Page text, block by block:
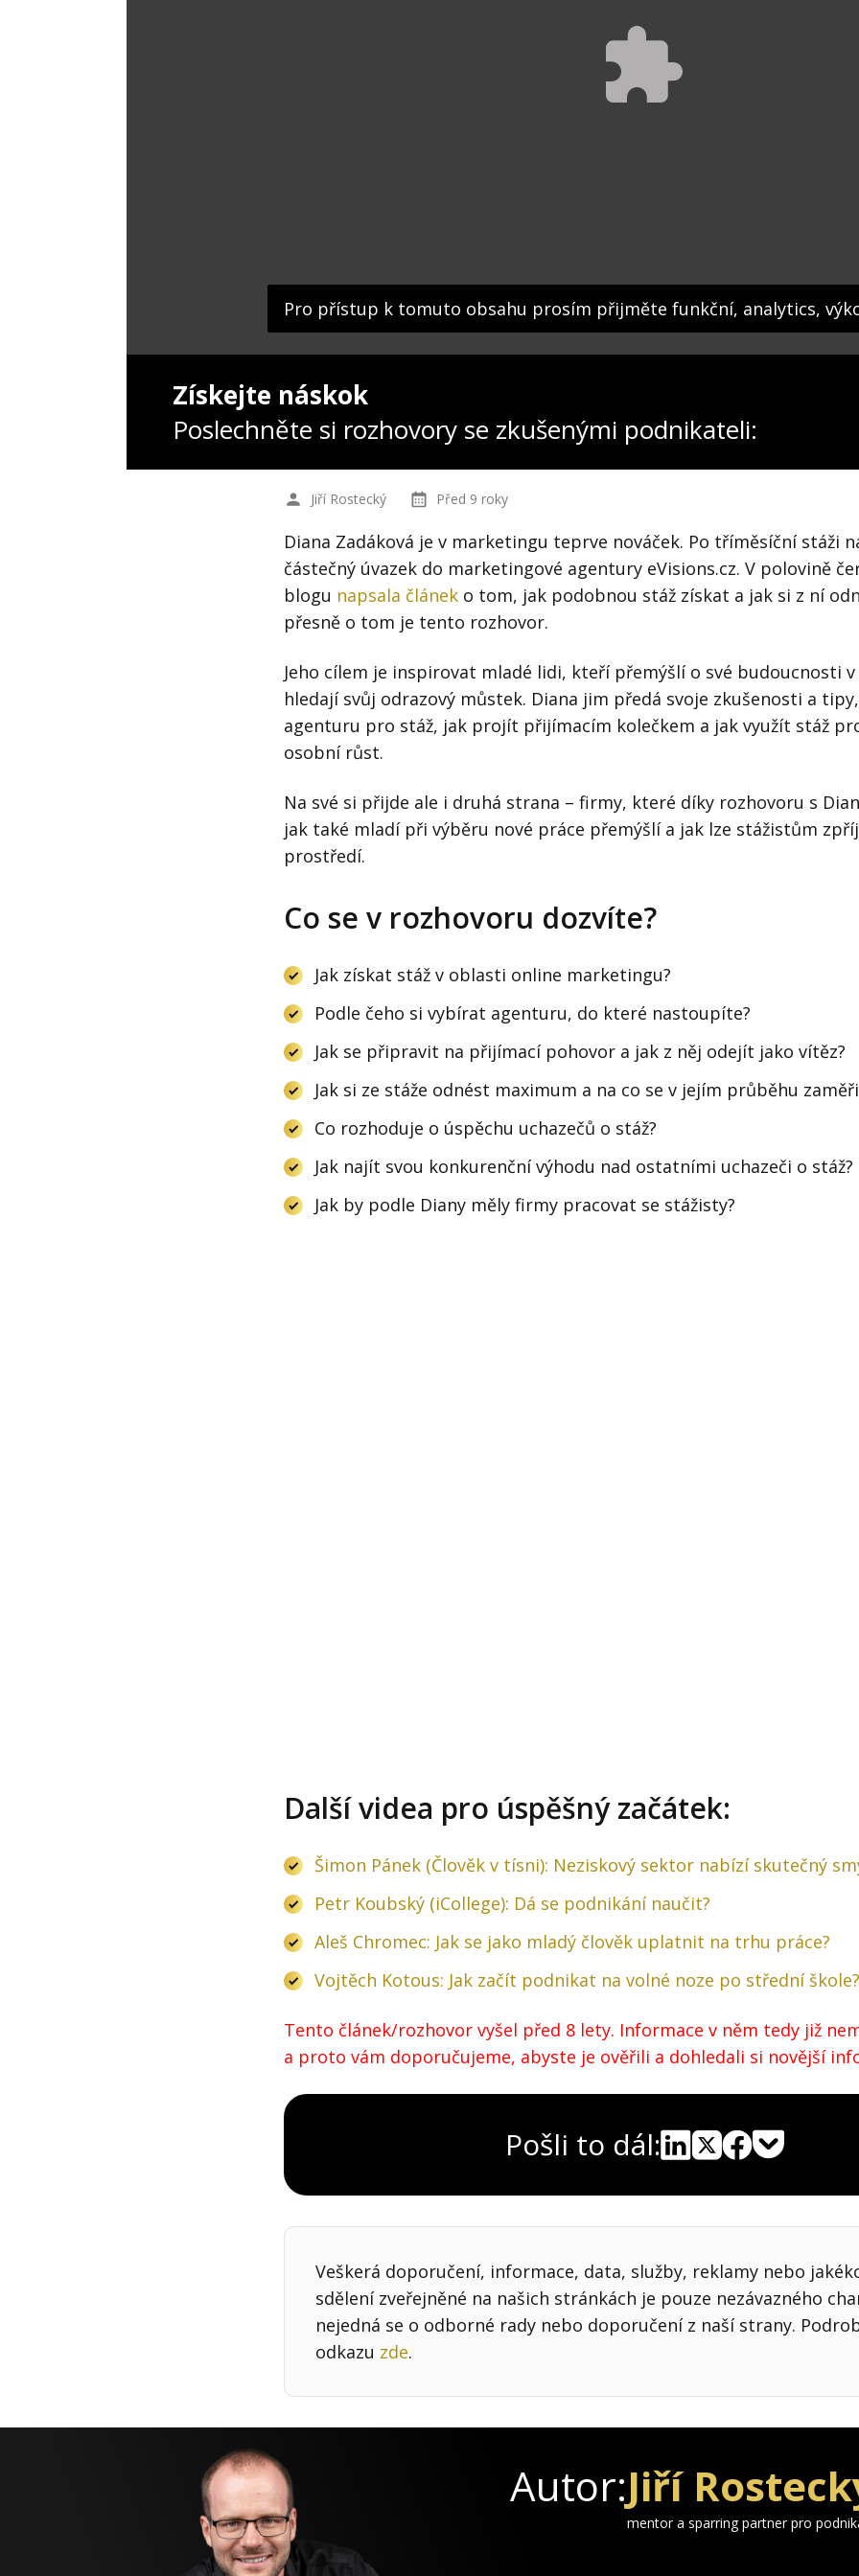
Pro přístup k tomuto obsahu prosím přijměte funkční, analytics,
Získejte náskok
Poslechněte si rozhovory se zkušenými podnikateli:
Jiří Rostecký Před 9 roky
Diana Zadáková je v marketingu teprve nováček. Po tříměsíční stáži
částečný úvazek do marketingové agentury eVisions.cz. V polovině
blogu napsala článek o tom, jak podobnou stáž získat a jak si z ní
přesně o tom je tento rozhovor.
Jeho cílem je inspirovat mladé lidi, kteří přemýšlí o své budoucnosti
hledají svůj odrazový můstek. Diana jim předá svoje zkušenosti a
agenturu pro stáž, jak projít přijímacím kolečkem a jak využít stáž
osobní růst.
Na své si přijde ale i druhá strana – firmy, které díky rozhovoru s
jak také mladí při výběru nové práce přemýšlí a jak lze stážistům
prostředí.
Co se v rozhovoru dozvíte?
Jak získat stáž v oblasti online marketingu?
Podle čeho si vybírat agenturu, do které nastoupíte?
Jak se připravit na přijímací pohovor a jak z něj odejít jako vítěz?
Jak si ze stáže odnést maximum a na co se v jejím průběhu
Co rozhoduje o úspěchu uchazečů o stáž?
Jak najít svou konkurenční výhodu nad ostatními uchazeči o stáž?
Jak by podle Diany měly firmy pracovat se stážisty?
Další videa pro úspěšný začátek:
Šimon Pánek (Člověk v tísni): Neziskový sektor nabízí skutečný
Petr Koubský (iCollege): Dá se podnikání naučit?
Aleš Chromec: Jak se jako mladý člověk uplatnit na trhu práce?
Vojtěch Kotous: Jak začít podnikat na volné noze po střední škole?
Tento článek/rozhovor vyšel před 8 lety. Informace v něm tedy již
a proto vám doporučujeme, abyste je ověřili a dohledali si novější
Pošli to dál:
Veškerá doporučení, informace, data, služby, reklamy nebo
sdělení zveřejněné na našich stránkách je pouze nezávazného
nejedná se o odborné rady nebo doporučení z naší strany.
odkazu zde.
Autor:Jiří
mentor a sparring partner pro